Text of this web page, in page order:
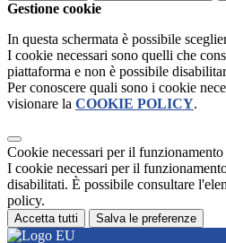
Gestione cookie
In questa schermata è possibile
I cookie necessari sono quelli che
piattaforma e non è possibile
Per conoscere quali sono i cookie
visionare la COOKIE POLICY.
Cookie necessari per il funzionamento
I cookie necessari per il
disabilitati. È possibile consultare
policy.
Accetta tutti Salva le preferenze